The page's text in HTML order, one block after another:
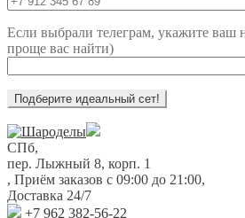
Если выбрали телеграм, укажите ваш
проще вас найти)
Перейти
к
навигации
Перейти
к
содержимому
СПб,
пер. Лыжный 8, корп. 1
, Приём заказов с 09:00 до 21:00,
Доставка 24/7
+7 962 382-56-22